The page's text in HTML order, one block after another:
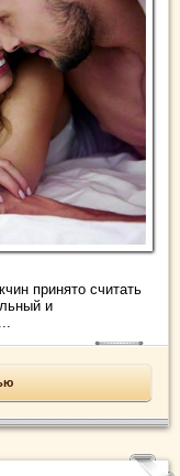
принято считать
и